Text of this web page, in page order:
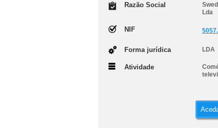
Razão Social
Lda
NIF
Forma jurídica LDA
Atividade